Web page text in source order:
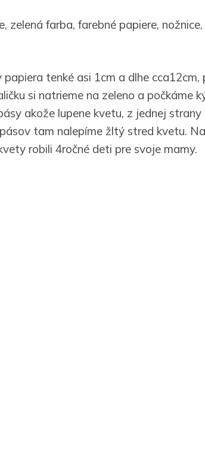
zelená farba, farebné papiere,
tenké asi 1cm a dlhe
si natrieme na zeleno a počkáme
akože lupene kvetu, z jednej strany
tam nalepíme žltý stred kvetu.
robili 4ročné deti pre svoje mamy.